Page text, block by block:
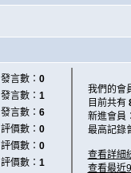
發言數： 0
發言數： 1
發言數： 6
評價數： 0
評價數： 0
評價數： 1
我們的會
目前共有
新進會員
最高記錄
查看詳細
查看最近